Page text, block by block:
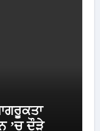
’ਚ ਦੌੜੇ